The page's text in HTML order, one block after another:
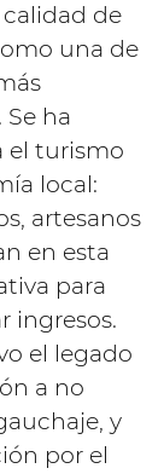
de
una de
ha
el turismo
local:
artesanos
en esta
para
ingresos.
el legado
a no
y
por el